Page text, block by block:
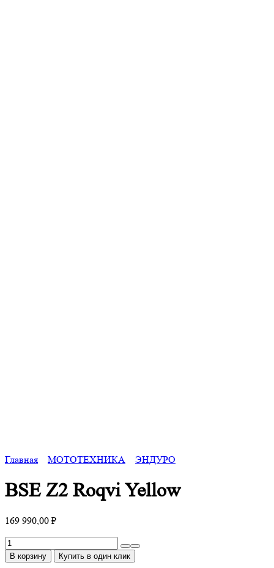
Главная МОТОТЕХНИКА ЭНДУРО
BSE Z2 Roqvi Yellow
169 990,00 ₽
Количество
товара
В корзину Купить в один клик